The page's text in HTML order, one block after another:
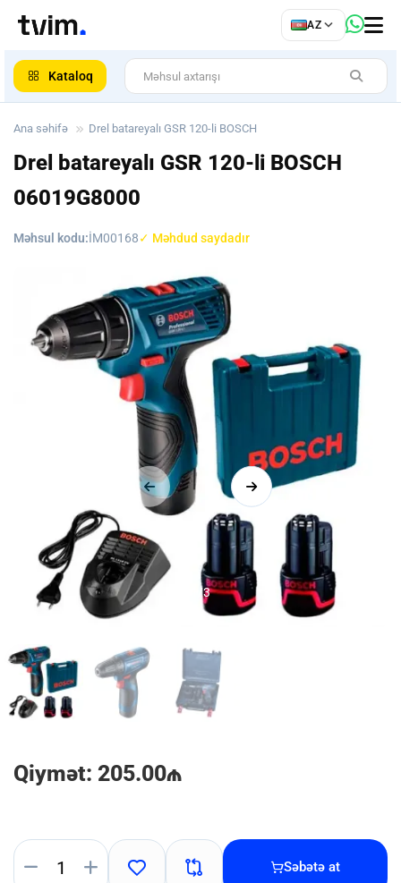
AZ
Kataloq
Ana səhifə Drel batareyalı GSR 120-li BOSCH
Drel batareyalı GSR 120-li BOSCH
06019G8000
Məhsul kodu:İM00168✓ Məhdud saydadır
1/3
Qiymət: 205.00₼
Səbətə at